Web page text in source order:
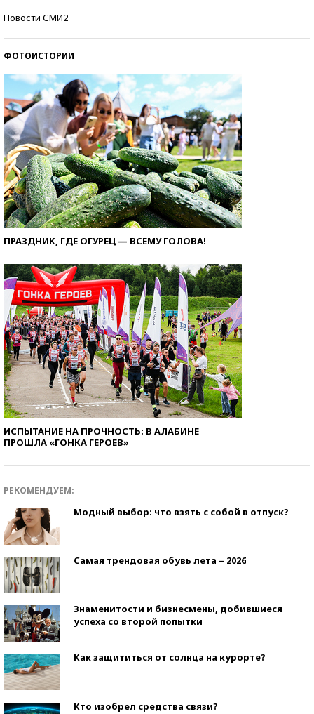
Новости СМИ2
ФОТОИСТОРИИ
ПРАЗДНИК, ГДЕ ОГУРЕЦ — ВСЕМУ ГОЛОВА!
ИСПЫТАНИЕ НА ПРОЧНОСТЬ: В АЛАБИНЕ
ПРОШЛА «ГОНКА ГЕРОЕВ»
РЕКОМЕНДУЕМ:
Модный выбор: что взять с собой в отпуск?
Самая трендовая обувь лета – 2026
Знаменитости и бизнесмены, добившиеся
успеха со второй попытки
Как защититься от солнца на курорте?
Кто изобрел средства связи?